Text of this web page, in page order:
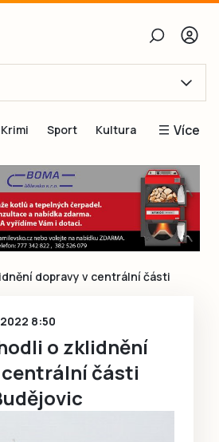
Obnovit heslo
Přihlásit se
se přes Facebook
účet, chci se
Krimi Sport Kultura Více
Blogy
Inspirace
Čtenáři píší
Speciální přílohy
dopravy v centrální části
8:50
o zklidnění
části